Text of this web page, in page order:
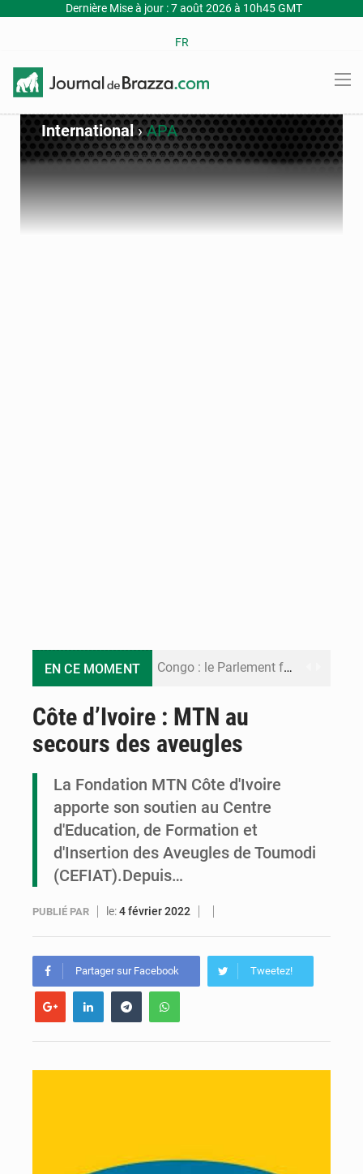
Dernière Mise à jour : 7 août 2026 à 10h45 GMT
FR
International›APA
EN CE MOMENT Congo : le Parlement formule 28 recommandations sur le Cadre budgétaire 2027-2029
Côte d’Ivoire : MTN au
secours des aveugles
La Fondation MTN Côte d'Ivoire
apporte son soutien au Centre
d'Education, de Formation et
d'Insertion des Aveugles de Toumodi
(CEFIAT).Depuis…
PUBLIÉ PAR le:4 février 2022
Partager sur Facebook Tweetez!